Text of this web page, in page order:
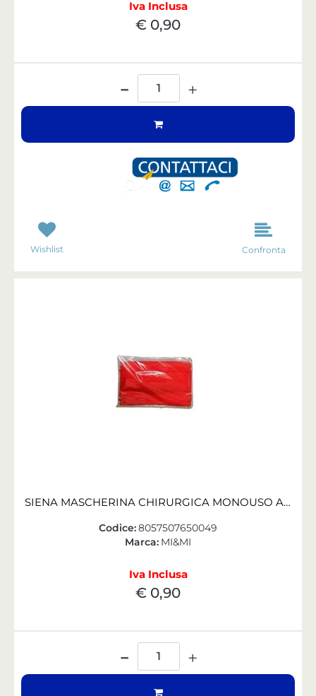
Iva Inclusa
€ 0,90
Quantità
Wishlist Confronta
SIENA MASCHERINA CHIRURGICA MONOUSO ADULTO ROSSO/A CONF. 10 PZ
Codice:8057507650049
Marca: MI&MI
Iva Inclusa
€ 0,90
Quantità